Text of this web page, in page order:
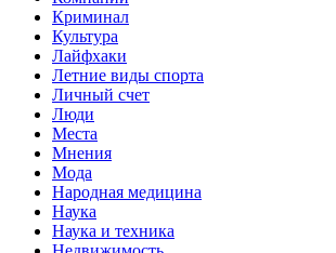
Криминал
Культура
Лайфхаки
Летние виды спорта
Личный счет
Люди
Места
Мнения
Мода
Народная медицина
Наука
Наука и техника